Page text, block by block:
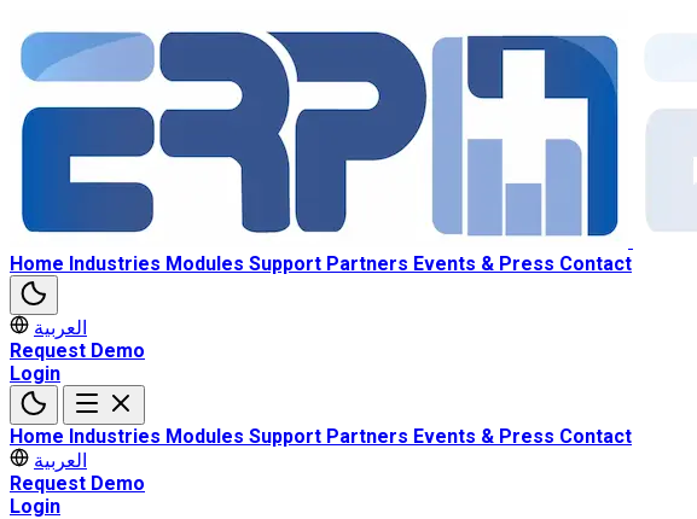
Home Industries Modules Support Partners Events & Press Contact
العربية
Request Demo
Login
Home Industries Modules Support Partners Events & Press Contact
العربية
Request Demo
Login